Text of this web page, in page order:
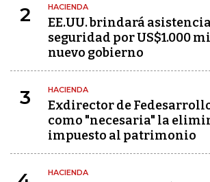
2 HACIENDA
EE.UU. brindará
seguridad por US$1.000
nuevo gobierno
3 HACIENDA
Exdirector de
como "necesaria" la
impuesto al patrimonio
HACIENDA